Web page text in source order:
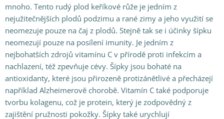
mnoho. Tento rudý plod keříkové růže je jedním z
nejužitečnějších plodů podzimu a rané zimy a jeho využití se
neomezuje pouze na čaj z plodů. Stejně tak se i účinky šípku
neomezují pouze na posílení imunity. Je jedním z
nejbohatších zdrojů vitamínu C v přírodě proti infekcím a
nachlazení, též zpevňuje cévy. Šípky jsou bohaté na
antioxidanty, které jsou přirozeně protizánětlivé a přecházejí
například Alzheimerově chorobě. Vitamín C také podporuje
tvorbu kolagenu, což je protein, který je zodpovědný z
zajištění pružnosti pokožky. Šípky také urychlují